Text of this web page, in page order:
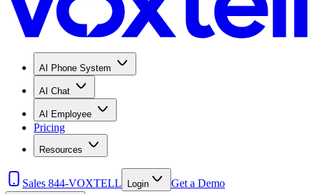
AI Phone System
AI Chat
AI Employee
Pricing
Resources
Sales 844-VOXTELL Login Get a Demo